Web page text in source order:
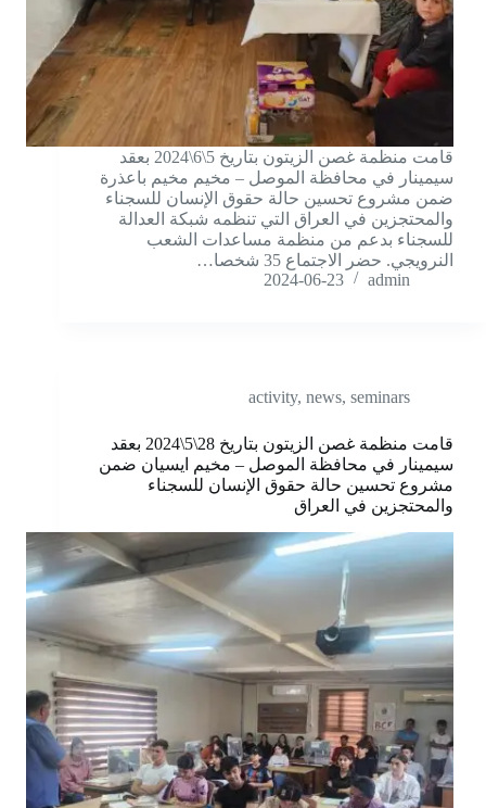
قامت منظمة غصن الزيتون بتاريخ 5\6\2024 بعقد
سيمينار في محافظة الموصل – مخيم مخيم باعذرة
ضمن مشروع تحسين حالة حقوق الإنسان للسجناء
والمحتجزين في العراق التي تنظمه شبكة العدالة
للسجناء بدعم من منظمة مساعدات الشعب
النرويجي. حضر الاجتماع 35 شخصا…
admin
2024-06-23
activity, news, seminars
قامت منظمة غصن الزيتون بتاريخ 28\5\2024 بعقد
سيمينار في محافظة الموصل – مخيم ايسيان ضمن
مشروع تحسين حالة حقوق الإنسان للسجناء
والمحتجزين في العراق